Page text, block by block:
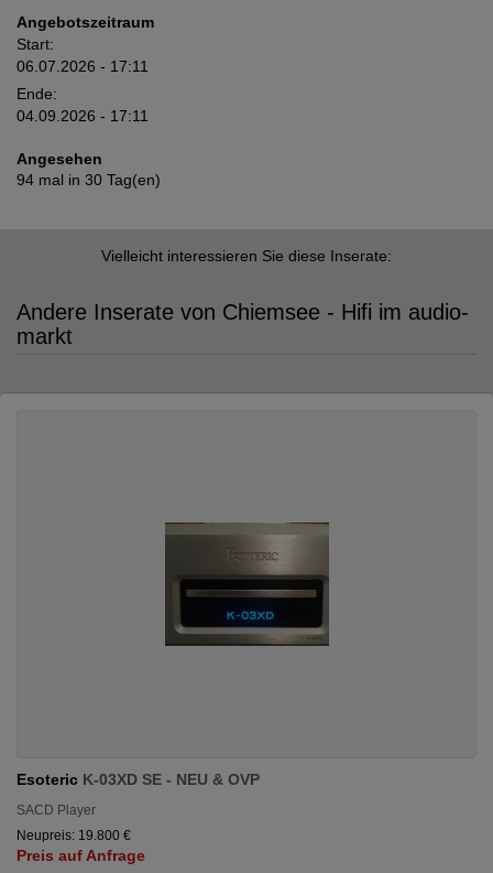
Angebotszeitraum
Start:
06.07.2026 - 17:11
Ende:
04.09.2026 - 17:11
Angesehen
94 mal in 30 Tag(en)
Vielleicht interessieren Sie diese Inserate:
Andere Inserate von Chiemsee - Hifi im audio-
markt
Esoteric K-03XD SE - NEU & OVP
SACD Player
Neupreis: 19.800 €
Preis auf Anfrage